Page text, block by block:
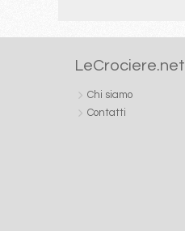
LeCrociere.net
Chi siamo
Contatti